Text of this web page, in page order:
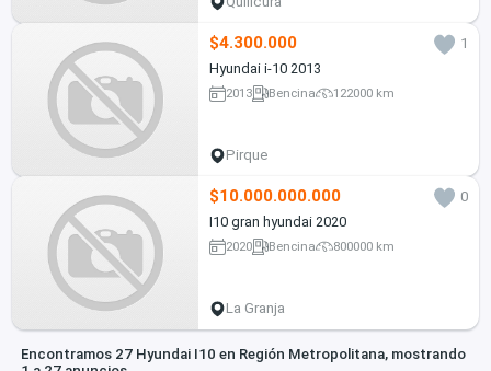
$4.300.000
1
Hyundai i-10 2013
2013 Bencina 122000 km
Pirque
$10.000.000.000
0
I10 gran hyundai 2020
2020 Bencina 800000 km
La Granja
Encontramos 27 Hyundai I10 en Región Metropolitana, mostrando